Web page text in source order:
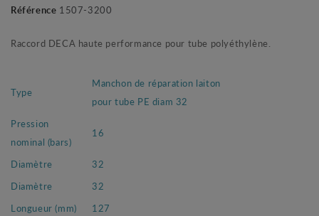
Référence 1507-3200
Raccord DECA haute performance pour tube polyéthylène.
Type
Manchon de réparation laiton
pour tube PE diam 32
Pression
nominal (bars)
16
Diamètre
32
Diamètre
32
Longueur (mm)
127